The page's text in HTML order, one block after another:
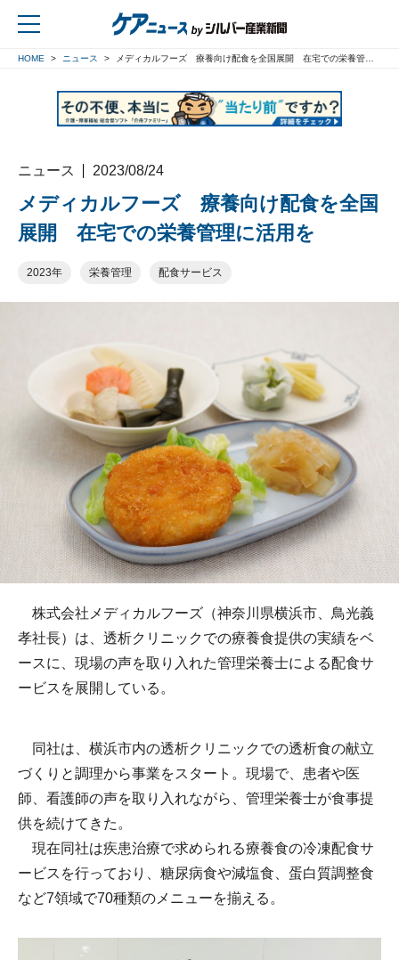
HOME ニュース メディカルフーズ 療養向け配食を全国展開 在宅での栄養管理に活用を
ニュース 2023/08/24
メディカルフーズ 療養向け配食を全国
展開 在宅での栄養管理に活用を
2023年 栄養管理 配食サービス
株式会社メディカルフーズ（神奈川県横浜市、鳥光義
孝社長）は、透析クリニックでの療養食提供の実績をベ
ースに、現場の声を取り入れた管理栄養士による配食サ
ービスを展開している。
同社は、横浜市内の透析クリニックでの透析食の献立
づくりと調理から事業をスタート。現場で、患者や医
師、看護師の声を取り入れながら、管理栄養士が食事提
供を続けてきた。
現在同社は疾患治療で求められる療養食の冷凍配食サ
ービスを行っており、糖尿病食や減塩食、蛋白質調整食
など7領域で70種類のメニューを揃える。